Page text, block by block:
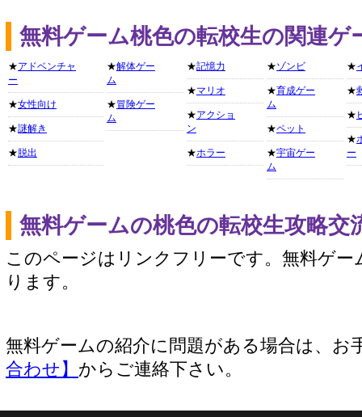
無料ゲーム桃色の転校生の関連ゲ
★アドベンチャ
ー
★女性向け
★謎解き
★ 脱出
★解体ゲー
ム
★冒険ゲー
ム
★記憶力
★マリオ
★アクショ
ン
★ホラー
★ゾンビ
★育成ゲー
ム
★ペット
★宇宙ゲー
ム
★
★
★
★
ー
無料ゲームの桃色の転校生攻略交
このページはリンクフリーです。無料ゲー
ります。
無料ゲームの紹介に問題がある場合は、お
合わせ】 からご連絡下さい。